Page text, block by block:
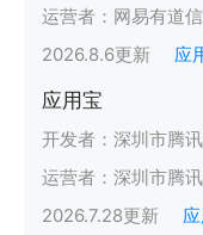
运营者： 网易有道
2026.8.6更新 应
应用宝
开发者： 深圳市腾
运营者： 深圳市腾
2026.7.28更新